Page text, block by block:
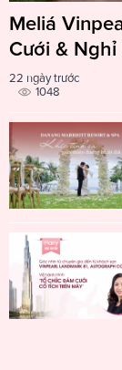
Meliá
Cưới &
22 ngày trước
1048